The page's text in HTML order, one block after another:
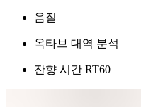
음질
옥타브 대역 분석
잔향 시간 RT60